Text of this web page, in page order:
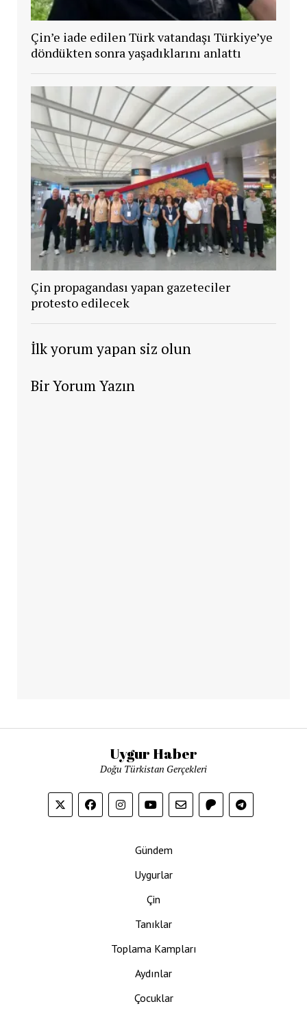
Çin’e iade edilen Türk vatandaşı Türkiye’ye
döndükten sonra yaşadıklarını anlattı
Çin propagandası yapan gazeteciler
protesto edilecek
İlk yorum yapan siz olun
Bir Yorum Yazın
Uygur Haber
Doğu Türkistan Gerçekleri
Gündem
Uygurlar
Çin
Tanıklar
Toplama Kampları
Aydınlar
Çocuklar